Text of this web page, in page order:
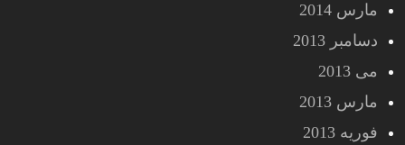
مارس 2014
دسامبر 2013
می 2013
مارس 2013
فوریه 2013